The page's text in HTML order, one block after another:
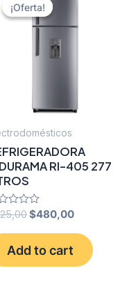
¡Oferta!
¡Oferta!
RI-405 277
Original
$525,00.
$480,00Current
$480,00.
Add to cart